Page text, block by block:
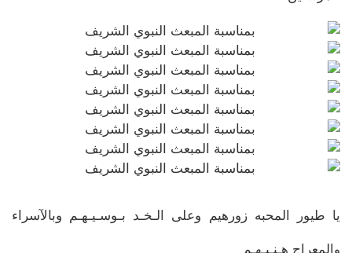
يا طيور المحبه زورهيم وعلى الـخـد بـوسـيـهـم وبالآسراء
والمعراج هـنـيـهـم